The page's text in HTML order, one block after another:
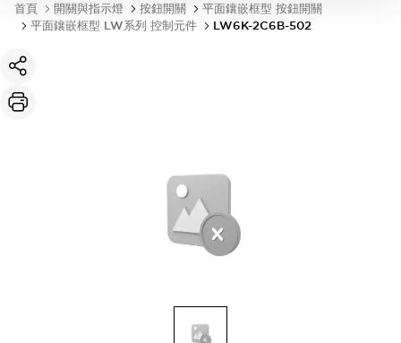
首頁 開關與指示燈 按鈕開關
平面鑲嵌框型 按鈕開關
平面鑲嵌框型 LW系列 控制元件
LW6K-2C6B-502